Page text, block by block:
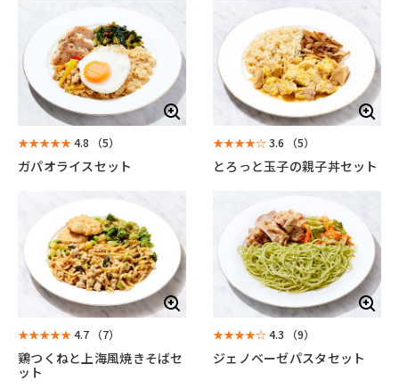
★★★★★4.8 （5）
ガパオライスセット
★★★★☆3.6 （5）
とろっと玉子の親子丼セット
★★★★★4.7 （7）
鶏つくねと上海風焼きそばセ
ット
★★★★☆4.3 （9）
ジェノベーゼパスタセット